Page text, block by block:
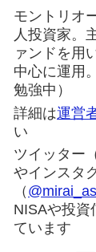
モントリオ
人投資家。
ァンドを用
中心に運用
勉強中）
詳細は運営
い
ツイッター
やインスタ
（
NISAや投資
ています